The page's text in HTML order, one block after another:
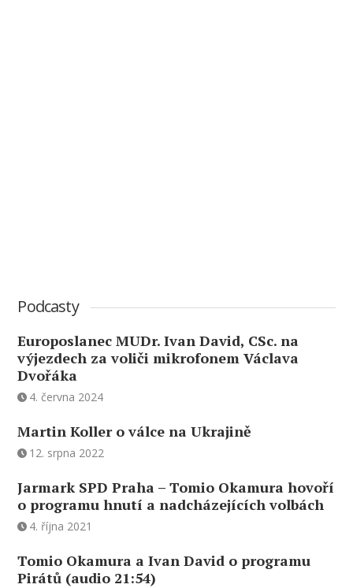
Podcasty
Europoslanec MUDr. Ivan David, CSc. na
výjezdech za voliči mikrofonem Václava
Dvořáka
4. června 2024
Martin Koller o válce na Ukrajině
12. srpna 2022
Jarmark SPD Praha – Tomio Okamura hovoří
o programu hnutí a nadcházejících volbách
4. října 2021
Tomio Okamura a Ivan David o programu
Pirátů (audio 21:54)